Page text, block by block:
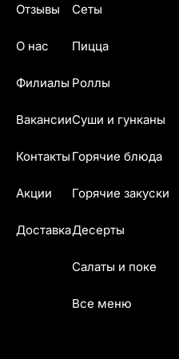
Отзывы
О нас
Филиалы
Вакансии
Контакты
Акции
Доставка
Сеты
Пицца
Роллы
Суши и гунканы
Горячие блюда
Горячие закуски
Десерты
Салаты и поке
Все меню